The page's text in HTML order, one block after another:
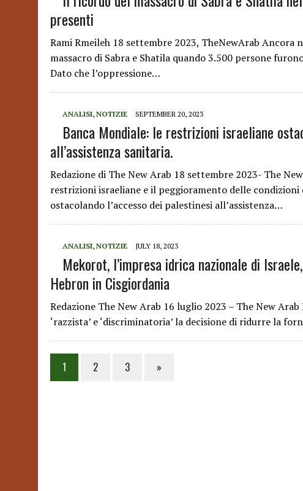
presenti
Rami Rmeileh 18 settembre 2023, TheNewArab Ancora
massacro di Sabra e Shatila quando 3.500 persone
Dato che l’oppressione…
ANALISI, NOTIZIE SEPTEMBER 20, 2023
Banca Mondiale: le restrizioni israeliane
all’assistenza sanitaria.
Redazione di The New Arab 18 settembre 2023- The
restrizioni israeliane e il peggioramento delle
ostacolando l’accesso dei palestinesi all’assistenza…
ANALISI, NOTIZIE JULY 18, 2023
Mekorot, l’impresa idrica nazionale di
Hebron in Cisgiordania
Redazione The New Arab 16 luglio 2023 – The New
‘razzista’ e ‘discriminatoria’ la decisione di ridurre la
1 2 3 »